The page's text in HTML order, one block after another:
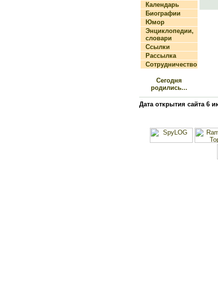
Календарь
Биографии
Юмор
Энциклопедии,
словари
Ссылки
Рассылка
Сотрудничество
Сегодня
родились...
Дата открытия сайта 6